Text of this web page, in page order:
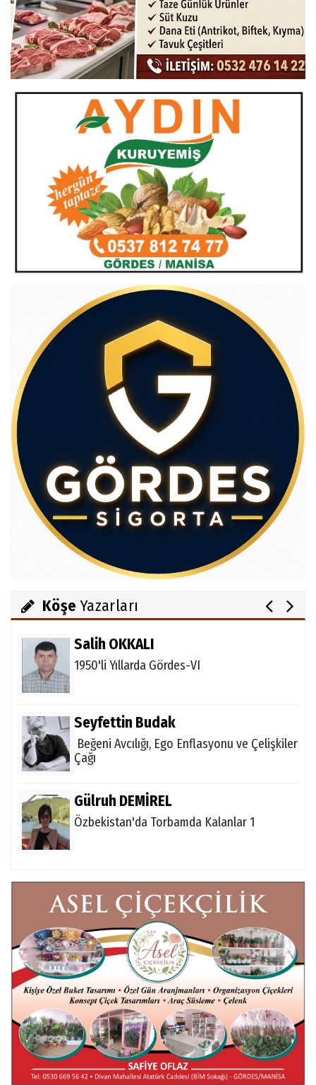
Köşe Yazarları
Av.Cenap GÜVEN
Gördesli Şair Alim Atay
Ahmet İNCE
Salih OKKALI
1950'li Yıllarda Gördes-VI
Seyfettin Budak
Beğeni Avcılığı, Ego Enflasyonu ve Çelişkiler
Çağı
Gülruh DEMİREL
Özbekistan'da Torbamda Kalanlar 1
Fatma VURAL
Kanada Gezi Günlüğü
Mert AKAR
Röportaj Serisi-46: Konuk =Prof.Dr.Hakan
Atalay (Psikanaliz)
Hüseyin TUNÇAY
Gökçeada Gezimiz-IV